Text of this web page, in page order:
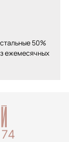
50%
ежемесячных